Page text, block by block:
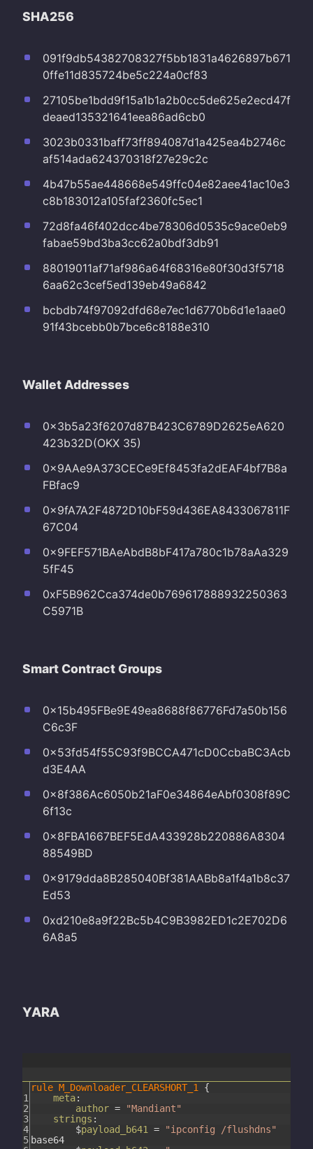
SHA256
091f9db54382708327f5bb1831a4626897b671
0ffe11d835724be5c224a0cf83
27105be1bdd9f15a1b1a2b0cc5de625e2ecd47f
deaed135321641eea86ad6cb0
3023b0331baff73ff894087d1a425ea4b2746c
af514ada624370318f27e29c2c
4b47b55ae448668e549ffc04e82aee41ac10e3
c8b183012a105faf2360fc5ec1
72d8fa46f402dcc4be78306d0535c9ace0eb9
fabae59bd3ba3cc62a0bdf3db91
88019011af71af986a64f68316e80f30d3f5718
6aa62c3cef5ed139eb49a6842
bcbdb74f97092dfd68e7ec1d6770b6d1e1aae0
91f43bcebb0b7bce6c8188e310
Wallet Addresses
0x3b5a23f6207d87B423C6789D2625eA620
423b32D(OKX 35)
0x9AAe9A373CECe9Ef8453fa2dEAF4bf7B8a
FBfac9
0x9fA7A2F4872D10bF59d436EA8433067811F
67C04
0x9FEF571BAeAbdB8bF417a780c1b78aAa329
5fF45
0xF5B962Cca374de0b769617888932250363
C5971B
Smart Contract Groups
0x15b495FBe9E49ea8688f86776Fd7a50b156
C6c3F
0x53fd54f55C93f9BCCA471cD0CcbaBC3Acb
d3E4AA
0x8f386Ac6050b21aF0e34864eAbf0308f89C
6f13c
0x8FBA1667BEF5EdA433928b220886A8304
88549BD
0x9179dda8B285040Bf381AABb8a1f4a1b8c37
Ed53
0xd210e8a9f22Bc5b4C9B3982ED1c2E702D6
6A8a5
YARA
1
2
3
4
5
rule M_Downloader_CLEARSHORT_1
{
meta:
author =
"Mandiant"
strings :
$payload_b641 =
"ipconfig /flushdns"
base64